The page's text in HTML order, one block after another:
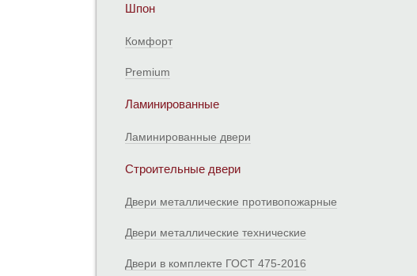
Шпон
Комфорт
Premium
Ламинированные
Ламинированные двери
Строительные двери
Двери металлические противопожарные
Двери металлические технические
Двери в комплекте ГОСТ 475-2016